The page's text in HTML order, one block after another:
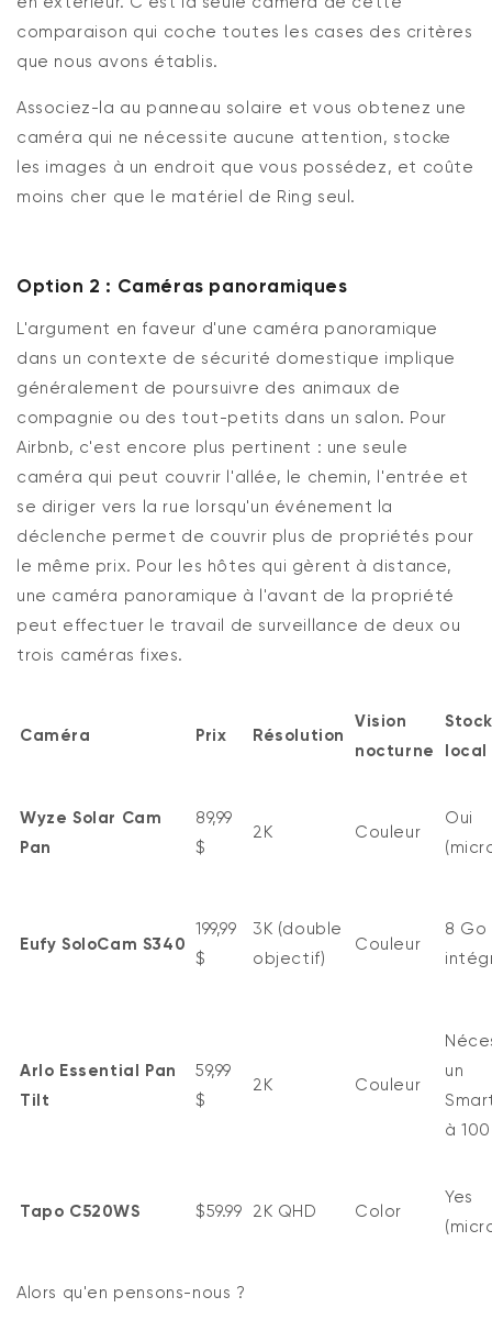
comparaison qui coche toutes les cases des critères
que nous avons établis.
Associez-la au panneau solaire et vous obtenez une
caméra qui ne nécessite aucune attention, stocke
les images à un endroit que vous possédez, et coûte
moins cher que le matériel de Ring seul.
Option 2 : Caméras panoramiques
L'argument en faveur d'une caméra panoramique
dans un contexte de sécurité domestique implique
généralement de poursuivre des animaux de
compagnie ou des tout-petits dans un salon. Pour
Airbnb, c'est encore plus pertinent : une seule
caméra qui peut couvrir l'allée, le chemin, l'entrée et
se diriger vers la rue lorsqu'un événement la
déclenche permet de couvrir plus de propriétés pour
le même prix. Pour les hôtes qui gèrent à distance,
une caméra panoramique à l'avant de la propriété
peut effectuer le travail de surveillance de deux ou
trois caméras fixes.
Caméra Prix Résolution
Vision
nocturne
local
Wyze Solar Cam
Pan
89,99
$
2K Couleur
Oui
Eufy SoloCam S340
199,99
$
3K (double
objectif)
Couleur
8 Go
Arlo Essential Pan
Tilt
59,99
$
2K Couleur
un
à
Tapo C520WS $59.99 2K QHD Color
Yes
Alors qu'en pensons-nous ?